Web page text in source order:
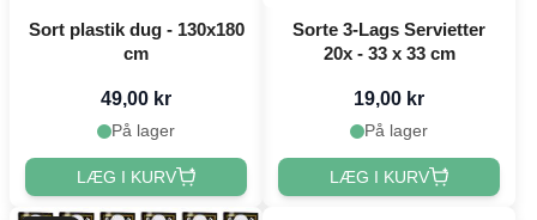
Sort plastik dug - 130x180
cm
49,00 kr
På lager
LÆG I KURV
Sorte 3-Lags Servietter
20x - 33 x 33 cm
19,00 kr
På lager
LÆG I KURV